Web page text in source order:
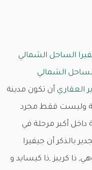
الساحل الشمالي
الشمالي
العقاري أن تكون مدينة
وليست فقط مجرد
أكبر مرحلة في
بالذكر أن جيفيرا
وهي, ذا كريبز ,ذا كيسايد و